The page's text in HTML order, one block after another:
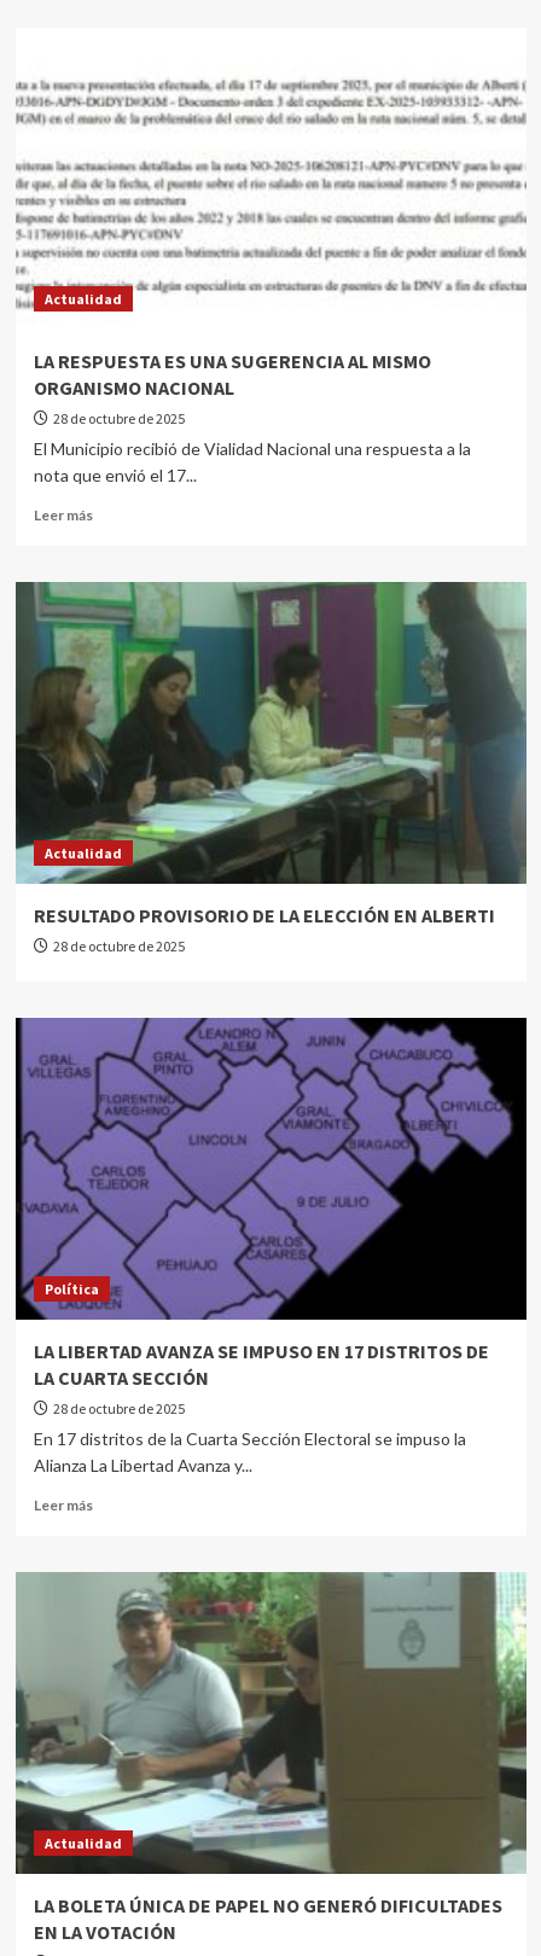
Actualidad
LA RESPUESTA ES UNA SUGERENCIA AL MISMO
ORGANISMO NACIONAL
28 de octubre de 2025
El Municipio recibió de Vialidad Nacional una respuesta a la
nota que envió el 17...
Leer más
Actualidad
RESULTADO PROVISORIO DE LA ELECCIÓN EN ALBERTI
28 de octubre de 2025
Política
LA LIBERTAD AVANZA SE IMPUSO EN 17 DISTRITOS DE
LA CUARTA SECCIÓN
28 de octubre de 2025
En 17 distritos de la Cuarta Sección Electoral se impuso la
Alianza La Libertad Avanza y...
Leer más
Actualidad
LA BOLETA ÚNICA DE PAPEL NO GENERÓ DIFICULTADES
EN LA VOTACIÓN